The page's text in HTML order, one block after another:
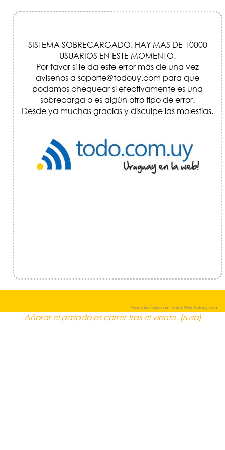
SISTEMA SOBRECARGADO. HAY MAS DE 10000
USUARIOS EN ESTE MOMENTO.
Por favor si le da este error más de una vez
avisenos a soporte@todouy.com para que
podamos chequear si efectivamente es una
sobrecarga o es algún otro tipo de error.
Desde ya muchas gracias y disculpe las molestias.
Sitio diseñado con: EditorWeb.todouy.com
Añorar el pasado es correr tras el viento. (ruso)